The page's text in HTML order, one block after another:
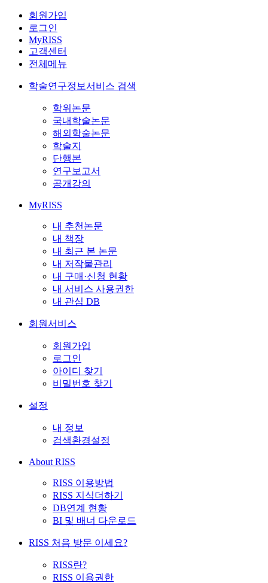
회원가입
로그인
MyRISS
고객센터
전체메뉴
학술연구정보서비스 검색
학위논문
국내학술논문
해외학술논문
학술지
단행본
연구보고서
공개강의
MyRISS
내 추천논문
내 책장
내 최근 본 논문
내 저작물관리
내 구매·신청 현황
내 서비스 사용권한
내 관심 DB
회원서비스
회원가입
로그인
아이디 찾기
비밀번호 찾기
설정
내 정보
검색환경설정
About RISS
RISS 이용방법
RISS 지식더하기
DB연계 현황
BI 및 배너 다운로드
RISS 처음 방문 이세요?
RISS란?
RISS 이용권한